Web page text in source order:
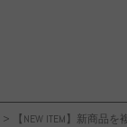
> 【NEW ITEM】新商品